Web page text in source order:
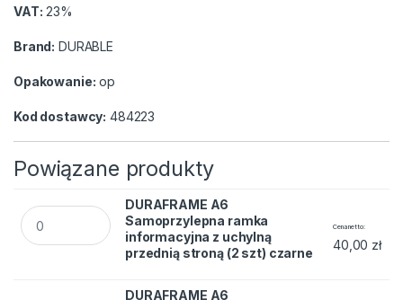
VAT: 23%
Brand: DURABLE
Opakowanie: op
Kod dostawcy: 484223
Powiązane produkty
DURAFRAME A6 Samoprzylepna ramka informacyjna z
DURAFRAME A6
Samoprzylepna ramka
informacyjna z uchylną
przednią stroną (2 szt) czarne
Cena netto
40,00 zł
DURAFRAME A6